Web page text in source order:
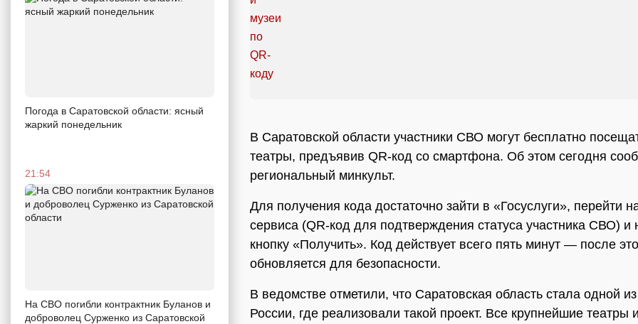
Погода в Саратовской области: ясный
жаркий понедельник
21:54
На СВО погибли контрактник Буланов и
доброволец Сурженко из Саратовской
В Саратовской области участники СВО могут бесплатно
театры, предъявив QR-код со смартфона. Об этом сегодня
региональный минкульт.
Для получения кода достаточно зайти в «Госуслуги», перейти
сервиса (QR-код для подтверждения статуса участника СВО) и
кнопку «Получить». Код действует всего пять минут — после
обновляется для безопасности.
В ведомстве отметили, что Саратовская область стала одной
России, где реализовали такой проект. Все крупнейшие театры